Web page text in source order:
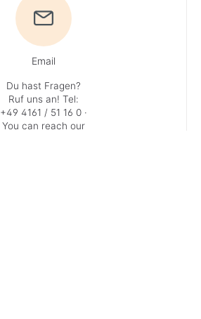
Email
Du hast Fragen?
Ruf uns an! Tel:
+49 4161 / 51 16 0 ·
You can reach our